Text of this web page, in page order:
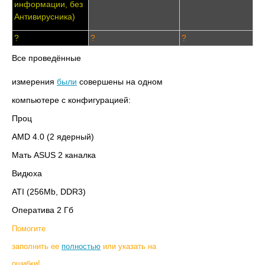
информации, без
Антивирусника)
? ? ?
Все проведённые
измерения были совершены на одном
компьютере с конфигурацией:
Проц
AMD 4.0 (2 ядерный)
Мать ASUS 2 каналка
Видюха
ATI (256Mb, DDR3)
Оператива 2 Гб
Помогите
заполнить ее полностью или указать на